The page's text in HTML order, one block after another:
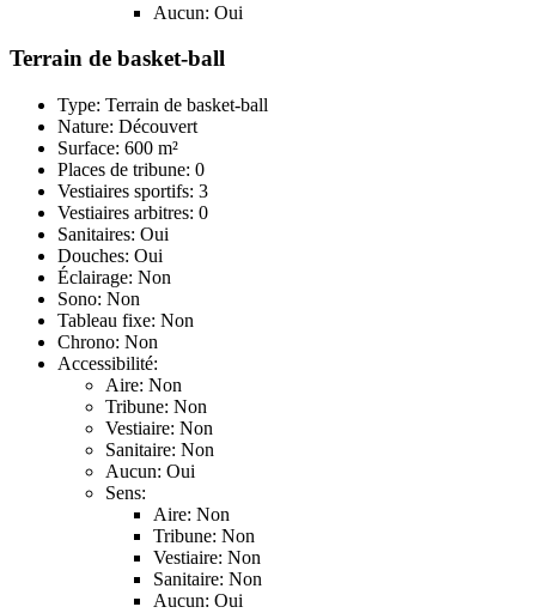
Aucun: Oui
Terrain de basket-ball
Type: Terrain de basket-ball
Nature: Découvert
Surface: 600 m²
Places de tribune: 0
Vestiaires sportifs: 3
Vestiaires arbitres: 0
Sanitaires: Oui
Douches: Oui
Éclairage: Non
Sono: Non
Tableau fixe: Non
Chrono: Non
Accessibilité:
Aire: Non
Tribune: Non
Vestiaire: Non
Sanitaire: Non
Aucun: Oui
Sens:
Aire: Non
Tribune: Non
Vestiaire: Non
Sanitaire: Non
Aucun: Oui